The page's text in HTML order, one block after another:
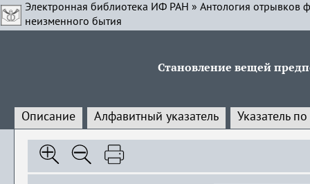
Электронная библиотека ИФ РАН » Антология отрывков
неизменного бытия
Становление вещей
Описание Алфавитный указатель Указатель